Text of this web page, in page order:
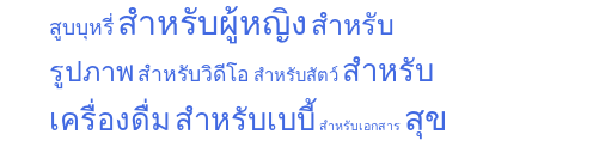
สูบบุหรี่ สำหรับผู้หญิง สำหรับ
รูปภาพ สำหรับวิดีโอ สำหรับสัตว์ สำหรับ
เครื่องดื่มสำหรับเบบี้ สำหรับเอกสาร สุข